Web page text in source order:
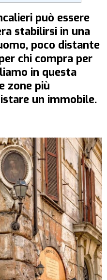
può essere
stabilirsi in una
poco distante
chi compra per
in questa
zone più
un immobile.